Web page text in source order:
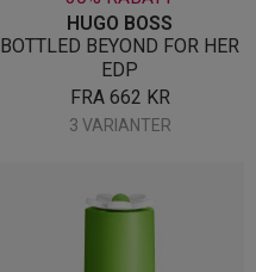
HUGO BOSS
BOTTLED BEYOND FOR HER
EDP
FRA 662 KR
3 VARIANTER